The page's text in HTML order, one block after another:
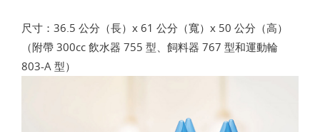
尺寸：36.5 公分（長）x 61 公分（寬）x 50 公分（高）
（附帶 300cc 飲水器 755 型、飼料器 767 型和運動輪
803-A 型）